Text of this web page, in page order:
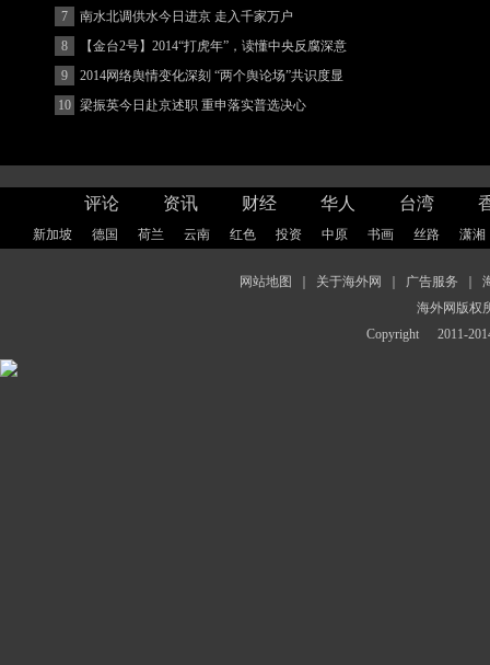
7
南水北调供水今日进京 走入千家万户
8
【金台2号】2014“打虎年”，读懂中央反腐深意
9
2014网络舆情变化深刻 “两个舆论场”共识度显
著增强
10 梁振英今日赴京述职 重申落实普选决心
评论 资讯 财经 华人 台湾
新加坡 德国 荷兰 云南 红色 投资 中原 书画 丝路 潇湘
网站地图 关于海外网 广告服务
海外网版权
Copyright
2011-